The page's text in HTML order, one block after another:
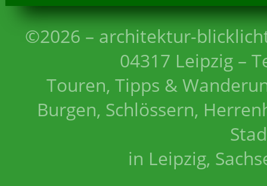
©2026 – architektur-
04317 Leipzig –
Touren, Tipps &
Burgen, Schlössern,
in Leipzig,